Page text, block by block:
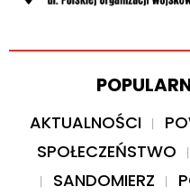
AKTUALNOŚCI
SPOŁECZEŃSTWO
SANDOMIERZ